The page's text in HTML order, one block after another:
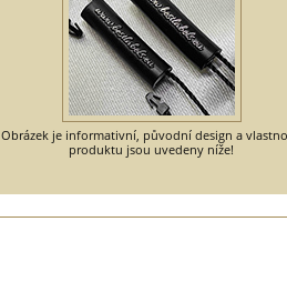
Obrázek je informativní, původní design a
produktu jsou uvedeny níže!